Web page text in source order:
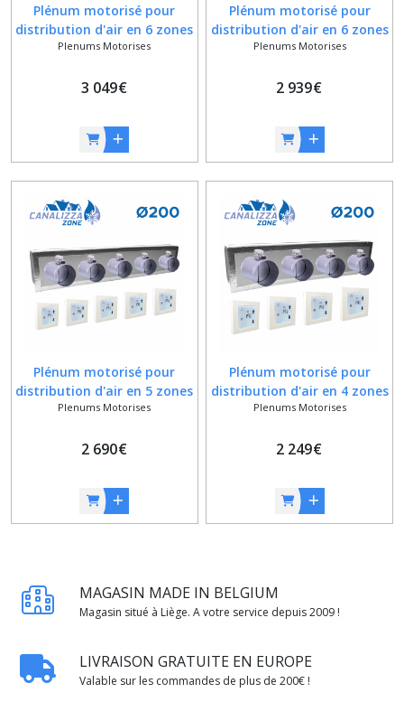
Plénum motorisé pour
distribution d'air en 6 zones
- Ø 200 mm - C-TOTAL exclu
Plenums Motorises
3 049€
Plénum motorisé pour
distribution d'air en 6 zones
- Ø 160 mm - C-TOTAL exclu
Plenums Motorises
2 939€
Plénum motorisé pour
distribution d'air en 5 zones
- Ø 200 mm - C-TOTAL exclu
Plenums Motorises
2 690€
Plénum motorisé pour
distribution d'air en 4 zones
- Ø 200 mm - C-TOTAL exclu
Plenums Motorises
2 249€
MAGASIN MADE IN BELGIUM
Magasin situé à Liège. A votre service depuis 2009 !
LIVRAISON GRATUITE EN EUROPE
Valable sur les commandes de plus de 200€ !